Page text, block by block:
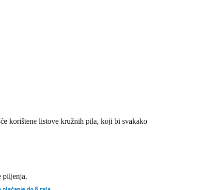
korištene listove kružnih pila, koji bi svakako
piljenja.